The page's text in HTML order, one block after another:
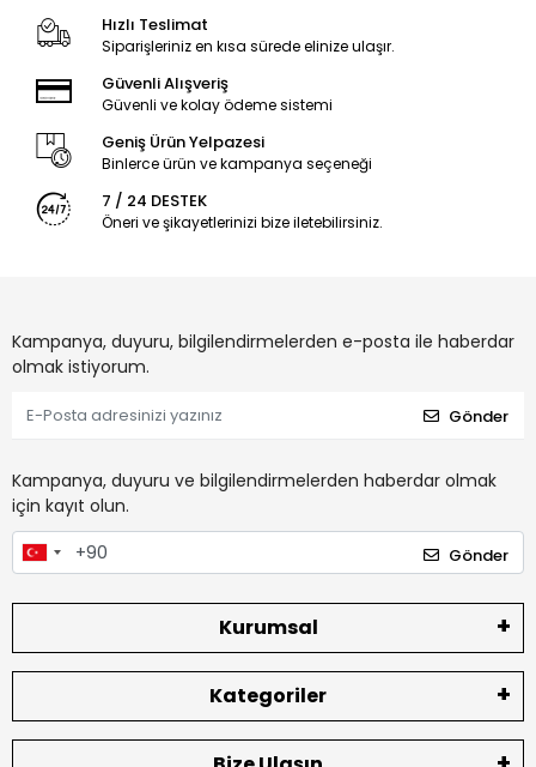
Hızlı Teslimat
Siparişleriniz en kısa sürede elinize ulaşır.
Güvenli Alışveriş
Güvenli ve kolay ödeme sistemi
Geniş Ürün Yelpazesi
Binlerce ürün ve kampanya seçeneği
7 / 24 DESTEK
Öneri ve şikayetlerinizi bize iletebilirsiniz.
Kampanya, duyuru, bilgilendirmelerden e-posta ile haberdar
olmak istiyorum.
Gönder
Kampanya, duyuru ve bilgilendirmelerden haberdar olmak
için kayıt olun.
Gönder
Kurumsal
Kategoriler